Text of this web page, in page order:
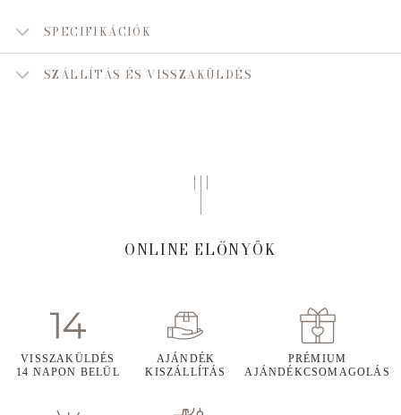
SPECIFIKÁCIÓK
SZÁLLÍTÁS ÉS VISSZAKÜLDÉS
ONLINE ELŐNYÖK
VISSZAKÜLDÉS
14 NAPON BELÜL
AJÁNDÉK
KISZÁLLÍTÁS
PRÉMIUM
AJÁNDÉKCSOMAGOLÁS